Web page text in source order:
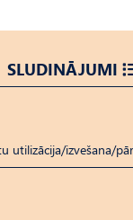
SLUDINĀJUMI
utilizācija/izvešana/